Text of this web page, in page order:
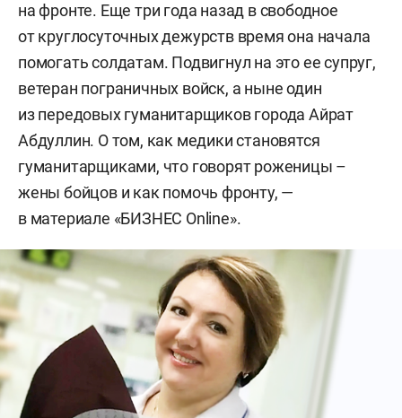
на фронте. Еще три года назад в свободное
от круглосуточных дежурств время она начала
помогать солдатам. Подвигнул на это ее супруг,
ветеран пограничных войск, а ныне один
из передовых гуманитарщиков города Айрат
Абдуллин. О том, как медики становятся
гуманитарщиками, что говорят роженицы –
жены бойцов и как помочь фронту, —
в материале «БИЗНЕС Online».